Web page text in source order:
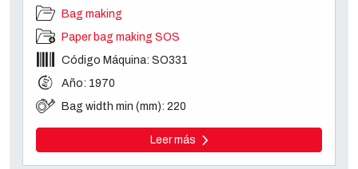
Bag making
Paper bag making SOS
Código Máquina: SO331
Año: 1970
Bag width min (mm): 220
Leer más